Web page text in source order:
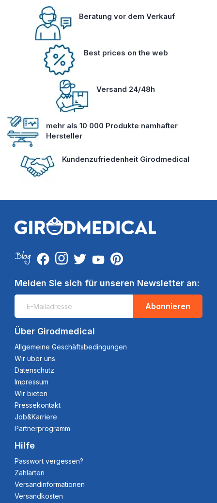
Beratung vor dem Verkauf
Best prices on the web
Versand 24/48h
mehr als 10 000 Produkte namhafter
Hersteller
Kundenzufriedenheit Girodmedical
Melden Sie sich für unseren Newsletter an:
Abonnieren
Über Girodmedical
Allgemeine Geschäftsbedingungen
Wir über uns
Datenschutz
Impressum
Wir bieten
Pressekontakt
Job&Karriere
Partnerprogramm
Hilfe
Passwort vergessen?
Zahlarten
Versandinformationen
Versandkosten